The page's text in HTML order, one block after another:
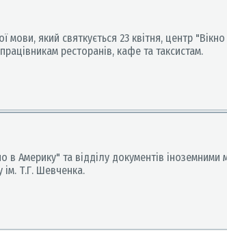
який святкується 23 квітня, центр
ресторанів, кафе та таксистам.
в Америку" та відділу документів
ім. Т.Г. Шевченка.